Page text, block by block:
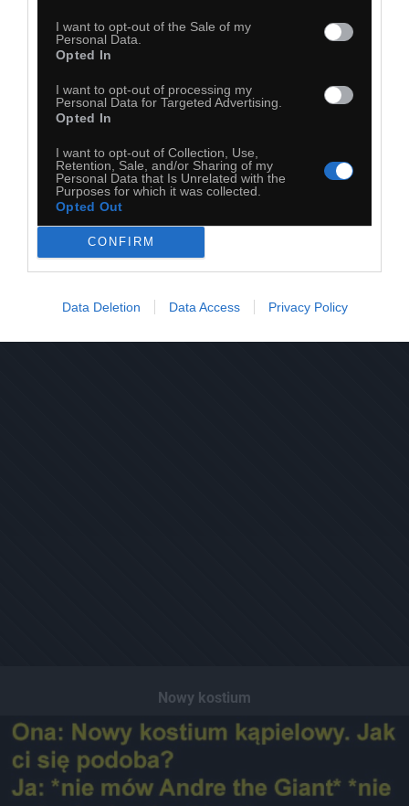
I want to opt-out of the Sale of my
Personal Data.
Opted In
I want to opt-out of processing my
Personal Data for Targeted Advertising.
Opted In
I want to opt-out of Collection, Use,
Retention, Sale, and/or Sharing of my
Personal Data that Is Unrelated with the
Purposes for which it was collected.
Opted Out
CONFIRM
Data Deletion Data Access Privacy Policy
Dodaj do ulubionych Dodaj do przyjaciół
Nowy kostium